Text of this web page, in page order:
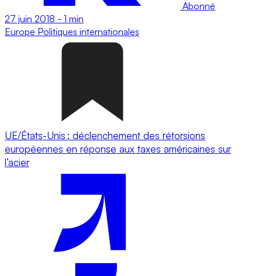
Abonné
27 juin 2018 - 1 min
Europe Politiques internationales
UE/États-Unis : déclenchement des rétorsions
européennes en réponse aux taxes américaines sur
l’acier